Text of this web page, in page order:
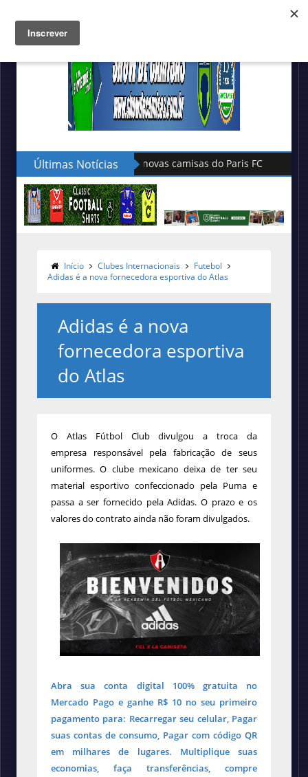
Últimas Notícias Hummel lança as novas camisas
Início Clubes Internacionais
Futebol
Adidas é a nova fornecedora esportiva do Atlas
Adidas é a nova
fornecedora esportiva
do Atlas
O Atlas Fútbol Clubdivulgou a troca da
empresa responsável pela fabricação de seus
uniformes. O clube mexicano deixa de ter seu
material esportivo confeccionado pela Puma e
passa a ser fornecido pela Adidas. O prazo e os
valores do contrato ainda não foram divulgados.
Abra sua conta digital 100% gratuita no
Mercado Pago e ganhe R$ 10 no seu primeiro
pagamento para: Recarregar seu celular, Pagar
suas contas de consumo, Pagar com código QR
em milhares de lugares. Multiplique suas
economias, faça transferências, compre